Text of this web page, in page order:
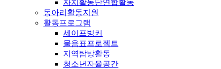
자치활동단연합활동
동아리활동지원
활동프로그램
세이프벙커
물음표프로젝트
지역탐방활동
청소년자율공간